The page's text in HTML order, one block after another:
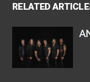
RELATED